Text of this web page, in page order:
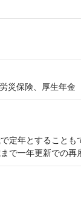
災保険、厚生年金
定年とすることも
で一年更新での再